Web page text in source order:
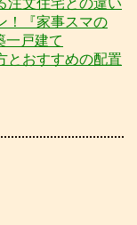
！『家事スマの
一戸建て
とおすすめの配置